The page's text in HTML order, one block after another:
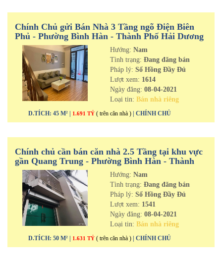
Chính Chủ gửi Bán Nhà 3 Tầng ngõ Điện Biên
Phủ - Phường Bình Hàn - Thành Phố Hải Dương
Hướng: Nam
Tình trạng: Đang đăng bán
Pháp lý: Sổ Hồng Đầy Đủ
Lượt xem: 1614
Ngày đăng: 08-04-2021
Loại tin: Bán nhà riêng
D.TÍCH: 45 M² | 1.691 TỶ ( trên căn nhà ) | CHÍNH CHỦ
Chính chủ cần bán căn nhà 2.5 Tầng tại khu vực
gần Quang Trung - Phường Bình Hàn - Thành
Phố Hải Dương
Hướng: Nam
Tình trạng: Đang đăng bán
Pháp lý: Sổ Hồng Đầy Đủ
Lượt xem: 1541
Ngày đăng: 08-04-2021
Loại tin: Bán nhà riêng
D.TÍCH: 50 M² | 1.631 TỶ ( trên căn nhà ) | CHÍNH CHỦ